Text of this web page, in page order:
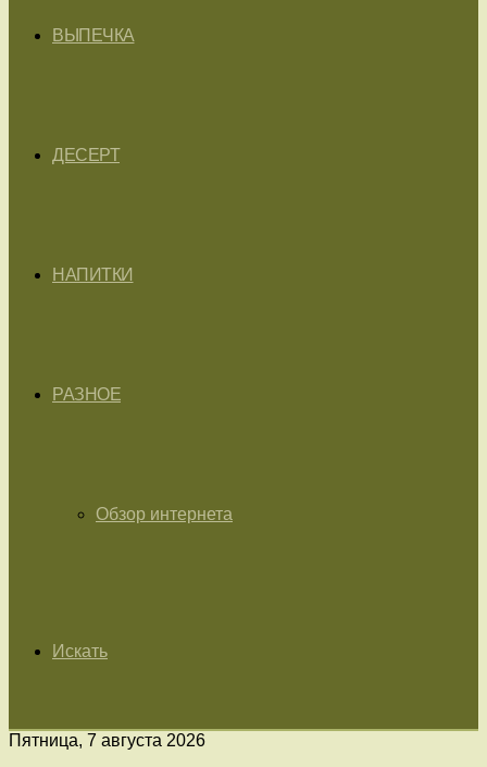
ВЫПЕЧКА
ДЕСЕРТ
НАПИТКИ
РАЗНОЕ
Обзор интернета
Искать
Пятница, 7 августа 2026